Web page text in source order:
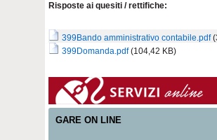
Risposte ai quesiti / rettifiche:
399Bando amministrativo contabile.pdf
399Domanda.pdf (104,42 KB)
GARE ON LINE